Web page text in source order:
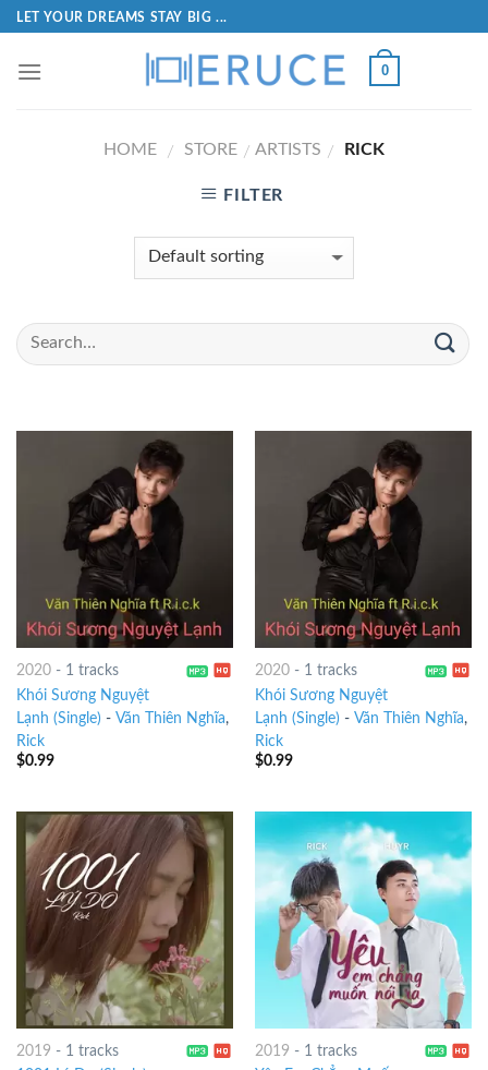
LET YOUR DREAMS STAY BIG ...
0
HOME / STORE / ARTISTS / RICK
FILTER
2020- 1 tracks
Khói Sương Nguyệt
Lạnh (Single) - Văn Thiên Nghĩa,
Rick
$0.99
2020- 1 tracks
Khói Sương Nguyệt
Lạnh (Single) - Văn Thiên Nghĩa,
Rick
$0.99
2019 - 1 tracks
2019 - 1 tracks